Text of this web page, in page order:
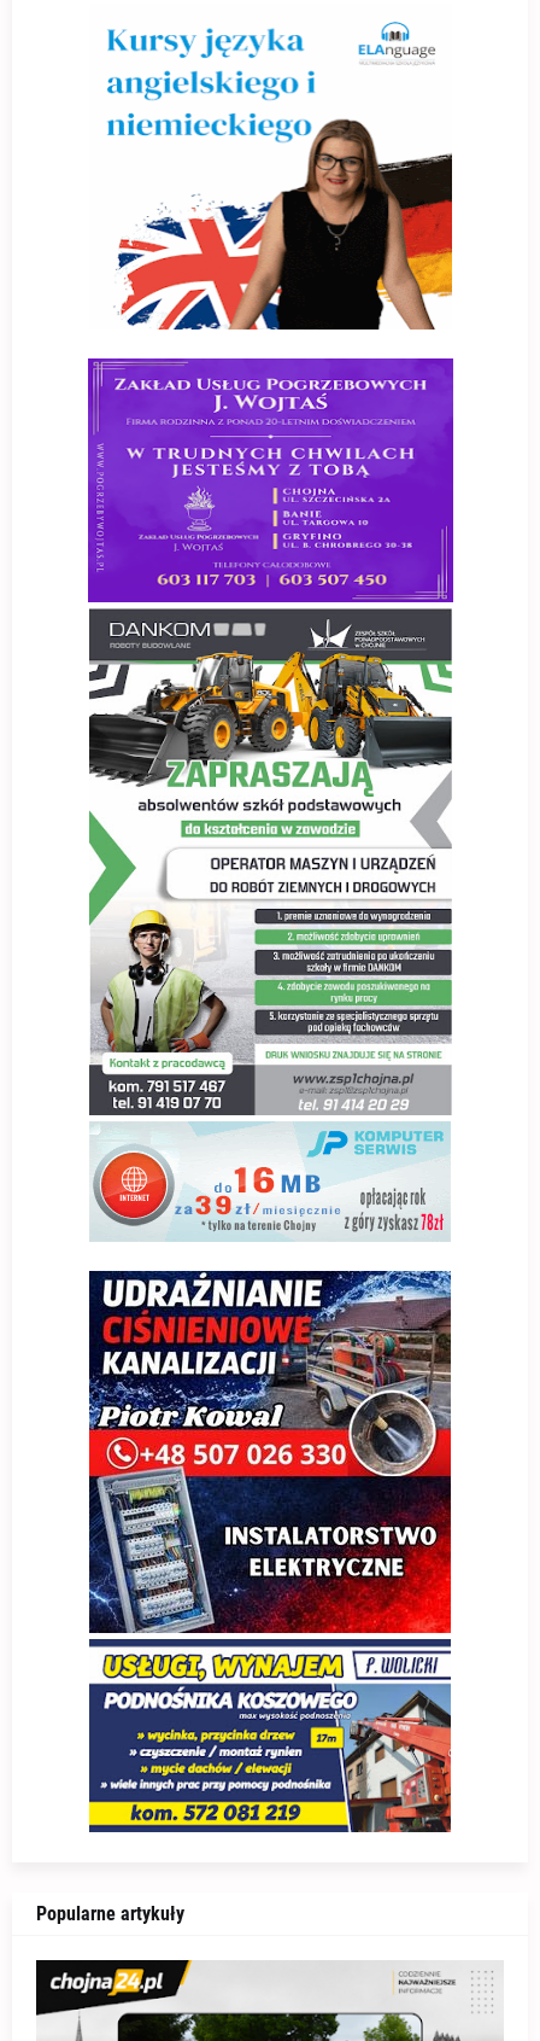
Popularne artykuły